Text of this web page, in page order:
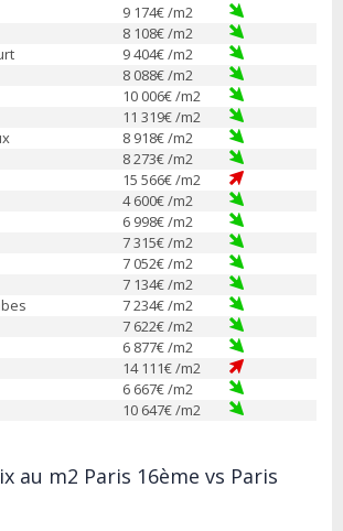
9 174€ /m2
8 108€ /m2
9 404€ /m2
8 088€ /m2
10 006€ /m2
11 319€ /m2
8 918€ /m2
8 273€ /m2
15 566€ /m2
4 600€ /m2
6 998€ /m2
7 315€ /m2
7 052€ /m2
7 134€ /m2
7 234€ /m2
7 622€ /m2
6 877€ /m2
14 111€ /m2
6 667€ /m2
10 647€ /m2
au m2 Paris 16ème vs Paris